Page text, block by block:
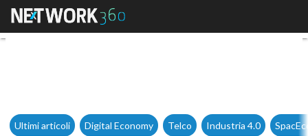
Maxi-furto di password: in
Ultimi articoli Digital Economy Telco Industria 4.0